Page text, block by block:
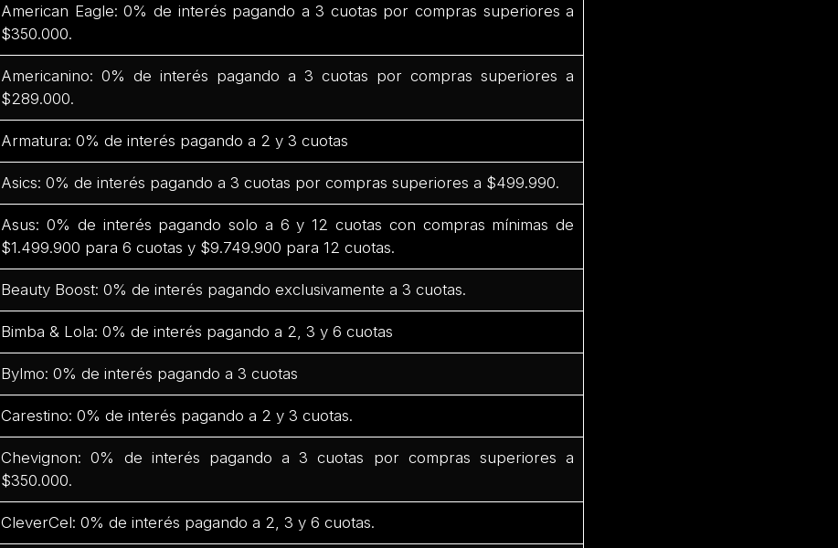
American Eagle: 0% de interés pagando a 3 cuotas por compras superiores a
$350.000.
Americanino: 0% de interés pagando a 3 cuotas por compras superiores a
$289.000.
Armatura: 0% de interés pagando a 2 y 3 cuotas
Asics: 0% de interés pagando a 3 cuotas por compras superiores a $499.990.
Asus: 0% de interés pagando solo a 6 y 12 cuotas con compras mínimas de
$1.499.900 para 6 cuotas y $9.749.900 para 12 cuotas.
Beauty Boost: 0% de interés pagando exclusivamente a 3 cuotas.
Bimba & Lola: 0% de interés pagando a 2, 3 y 6 cuotas
Bylmo: 0% de interés pagando a 3 cuotas
Carestino: 0% de interés pagando a 2 y 3 cuotas.
Chevignon: 0% de interés pagando a 3 cuotas por compras superiores a
$350.000.
CleverCel: 0% de interés pagando a 2, 3 y 6 cuotas.